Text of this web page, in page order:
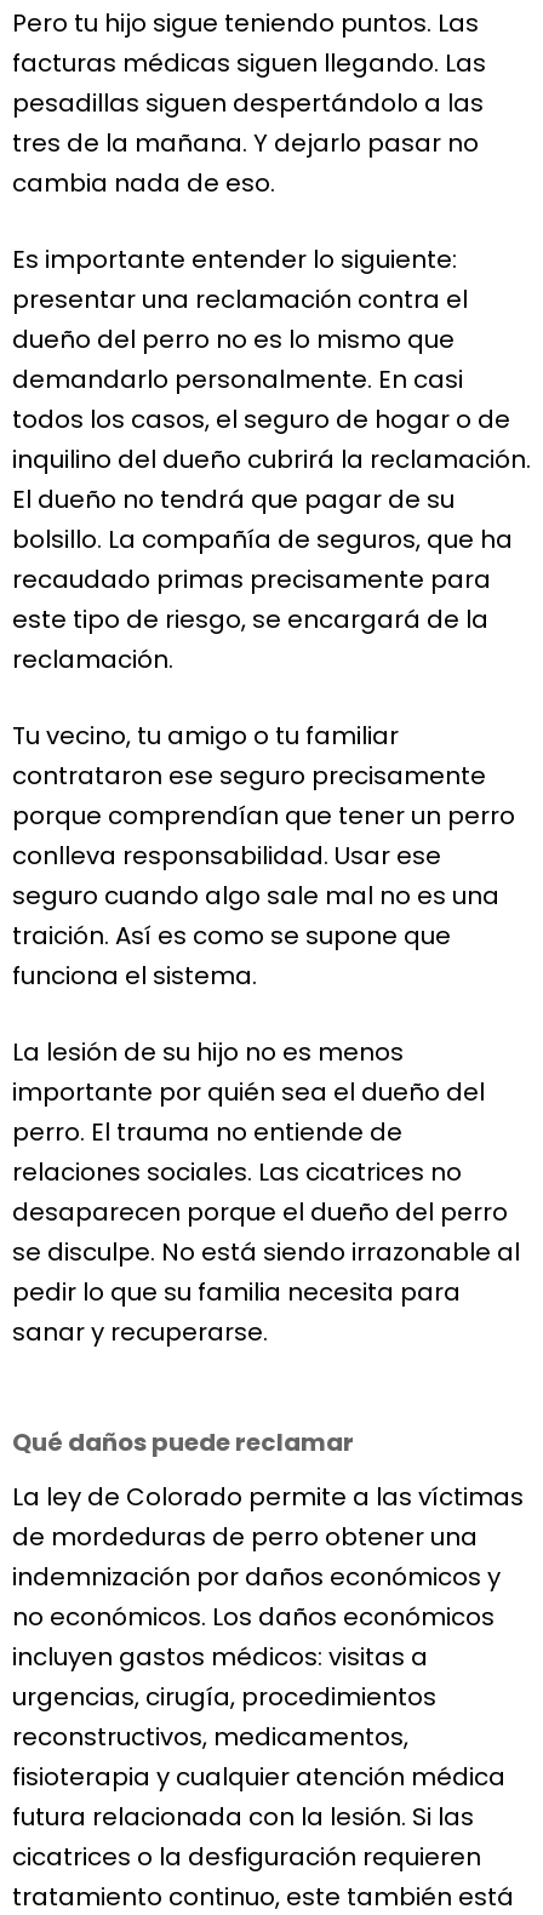
Pero tu hijo sigue teniendo puntos. Las
facturas médicas siguen llegando. Las
pesadillas siguen despertándolo a las
tres de la mañana. Y dejarlo pasar no
cambia nada de eso.
Es importante entender lo siguiente:
presentar una reclamación contra el
dueño del perro no es lo mismo que
demandarlo personalmente. En casi
todos los casos, el seguro de hogar o de
inquilino del dueño cubrirá la reclamación.
El dueño no tendrá que pagar de su
bolsillo. La compañía de seguros, que ha
recaudado primas precisamente para
este tipo de riesgo, se encargará de la
reclamación.
Tu vecino, tu amigo o tu familiar
contrataron ese seguro precisamente
porque comprendían que tener un perro
conlleva responsabilidad. Usar ese
seguro cuando algo sale mal no es una
traición. Así es como se supone que
funciona el sistema.
La lesión de su hijo no es menos
importante por quién sea el dueño del
perro. El trauma no entiende de
relaciones sociales. Las cicatrices no
desaparecen porque el dueño del perro
se disculpe. No está siendo irrazonable al
pedir lo que su familia necesita para
sanar y recuperarse.
Qué daños puede reclamar
La ley de Colorado permite a las víctimas
de mordeduras de perro obtener una
indemnización por daños económicos y
no económicos. Los daños económicos
incluyen gastos médicos: visitas a
urgencias, cirugía, procedimientos
reconstructivos, medicamentos,
fisioterapia y cualquier atención médica
futura relacionada con la lesión. Si las
cicatrices o la desfiguración requieren
tratamiento continuo, este también está